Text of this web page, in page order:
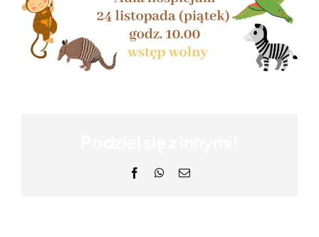
FacebookWhatsApp
Email